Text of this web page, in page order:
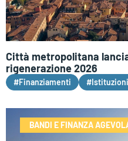
Città metropolitana
rigenerazione 2026
#Finanziamenti #Istituzioni
BANDI E FINANZA